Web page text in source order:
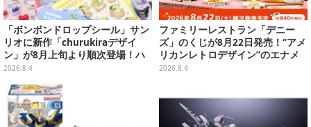
「ボンボンドロップシール」サン
リオに新作「churukiraデザイ
ン」が8月上旬より順次登場！ハ
ローキティ、はぴだんぶいなど全
2026.8.4
ファミリーレストラン「デニー
ズ」のくじが8月22日発売！“アメ
リカンレトロデザイン”のエナメ
ルバッグやTシャツなど、日常使
2026.8.4